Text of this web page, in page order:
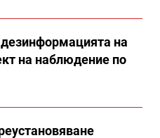
на
на наблюдение по